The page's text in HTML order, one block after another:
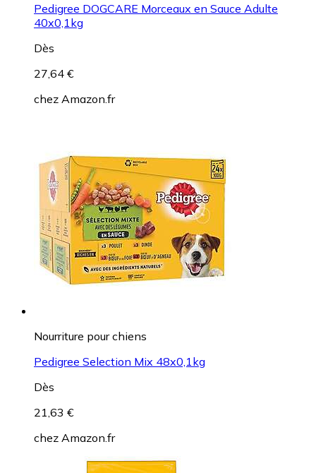
Pedigree DOGCARE Morceaux en Sauce Adulte
40x0,1kg
Dès
27,64 €
chez Amazon.fr
Nourriture pour chiens
Pedigree Selection Mix 48x0,1kg
Dès
21,63 €
chez Amazon.fr